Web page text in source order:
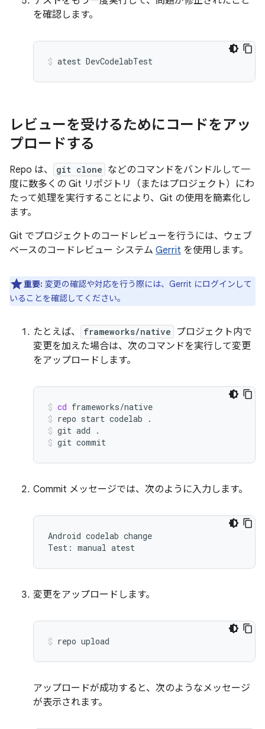
を確認します。
atest DevCodelabTest
レビューを受けるためにコードをアッ
プロードする
Repo は、 git clone などのコマンドをバンドルして一
度に数多くの Git リポジトリ（またはプロジェクト）にわ
たって処理を実行することにより、Git の使用を簡素化し
ます。
Git でプロジェクトのコードレビューを行うには、ウェブ
ベースのコードレビュー システム Gerrit を使用します。
重要: 変更の確認や対応を行う際には、Gerrit にログインして
いることを確認してください。
たとえば、 frameworks/native
プロジェクト内で
変更を加えた場合は、次のコマンドを実行して変更
をアップロードします。
cd frameworks/native
repo start codelab
.
git add
.
git commit
Commit メッセージでは、次のように入力します。
Android codelab change
変更をアップロードします。
repo upload
アップロードが成功すると、次のようなメッセージ
が表示されます。